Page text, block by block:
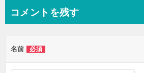
コメントを残す
名前 必須